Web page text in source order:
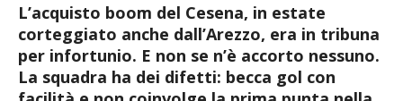
L’acquisto boom del Cesena, in estate
corteggiato anche dall’Arezzo, era in tribuna
per infortunio. E non se n’è accorto nessuno.
La squadra ha dei difetti: becca gol con